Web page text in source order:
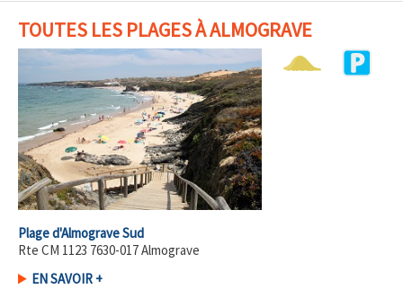
TOUTES LES PLAGES À ALMOGRAVE
Plage d'Almograve Sud
Rte CM 1123 7630-017 Almograve
EN SAVOIR +